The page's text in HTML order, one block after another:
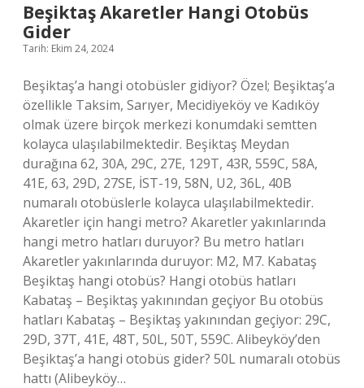
Beşiktaş Akaretler Hangi Otobüs
Gider
Tarih: Ekim 24, 2024
Beşiktaş’a hangi otobüsler gidiyor? Özel; Beşiktaş’a
özellikle Taksim, Sarıyer, Mecidiyeköy ve Kadıköy
olmak üzere birçok merkezi konumdaki semtten
kolayca ulaşılabilmektedir. Beşiktaş Meydan
durağına 62, 30A, 29C, 27E, 129T, 43R, 559C, 58A,
41E, 63, 29D, 27SE, İST-19, 58N, U2, 36L, 40B
numaralı otobüslerle kolayca ulaşılabilmektedir.
Akaretler için hangi metro? Akaretler yakınlarında
hangi metro hatları duruyor? Bu metro hatları
Akaretler yakınlarında duruyor: M2, M7. Kabataş
Beşiktaş hangi otobüs? Hangi otobüs hatları
Kabataş – Beşiktaş yakınından geçiyor Bu otobüs
hatları Kabataş – Beşiktaş yakınından geçiyor: 29C,
29D, 37T, 41E, 48T, 50L, 50T, 559C. Alibeyköy’den
Beşiktaş’a hangi otobüs gider? 50L numaralı otobüs
hattı (Alibeyköy…